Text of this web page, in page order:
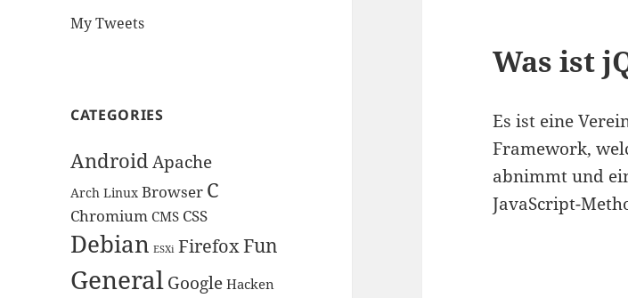
My Tweets
CATEGORIES
AndroidApache
Arch Linux Browser C
Chromium CMS CSS
Debian ESXi FirefoxFun
GeneralGoogle Hacken
Was ist
Es ist eine
Framework,
abnimmt und
JavaScript-